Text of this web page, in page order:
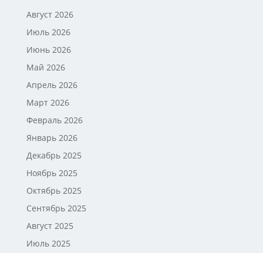
Август 2026
Июль 2026
Июнь 2026
Май 2026
Апрель 2026
Март 2026
Февраль 2026
Январь 2026
Декабрь 2025
Ноябрь 2025
Октябрь 2025
Сентябрь 2025
Август 2025
Июль 2025